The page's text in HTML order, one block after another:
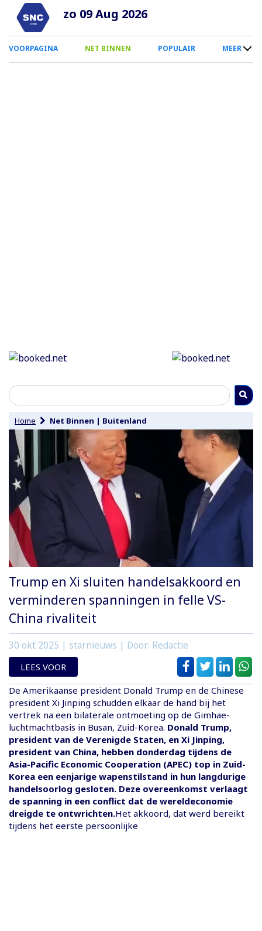
Overslaan
naar
inhoud
zo 09 Aug 2026
0
Smartphone
VOORPAGINA NET BINNEN POPULAIR MEER
Home Net Binnen | Buitenland
Trump en Xi sluiten handelsakkoord en
verminderen spanningen in felle VS-
China rivaliteit
30 okt 2025 | starnieuws | Door: Redactie
LEES VOOR
De Amerikaanse president Donald Trump en de Chinese
president Xi Jinping schudden elkaar de hand bij het
vertrek na een bilaterale ontmoeting op de Gimhae-
luchtmachtbasis in Busan, Zuid-Korea. Donald Trump,
president van de Verenigde Staten, en Xi Jinping,
president van China, hebben donderdag tijdens de
Asia-Pacific Economic Cooperation (APEC) top in Zuid-
Korea een eenjarige wapenstilstand in hun langdurige
handelsoorlog gesloten. Deze overeenkomst verlaagt
de spanning in een conflict dat de wereldeconomie
dreigde te ontwrichten.Het akkoord, dat werd bereikt
tijdens het eerste persoonlijke